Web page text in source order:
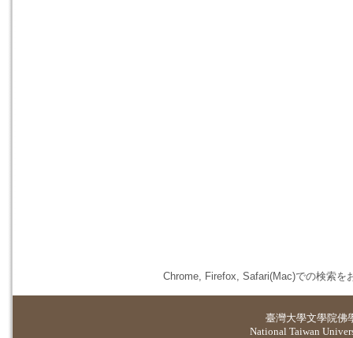
Chrome, Firefox, Safari(Mac)での検索を
臺灣大學文學院佛
National Taiwan